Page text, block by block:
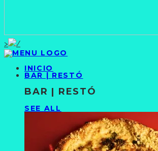
>
INICIO
BAR | RESTÓ
BAR | RESTÓ
SEE ALL